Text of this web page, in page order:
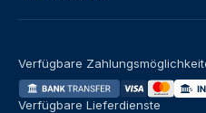
Verfügbare
Verfügbare Lieferdienste